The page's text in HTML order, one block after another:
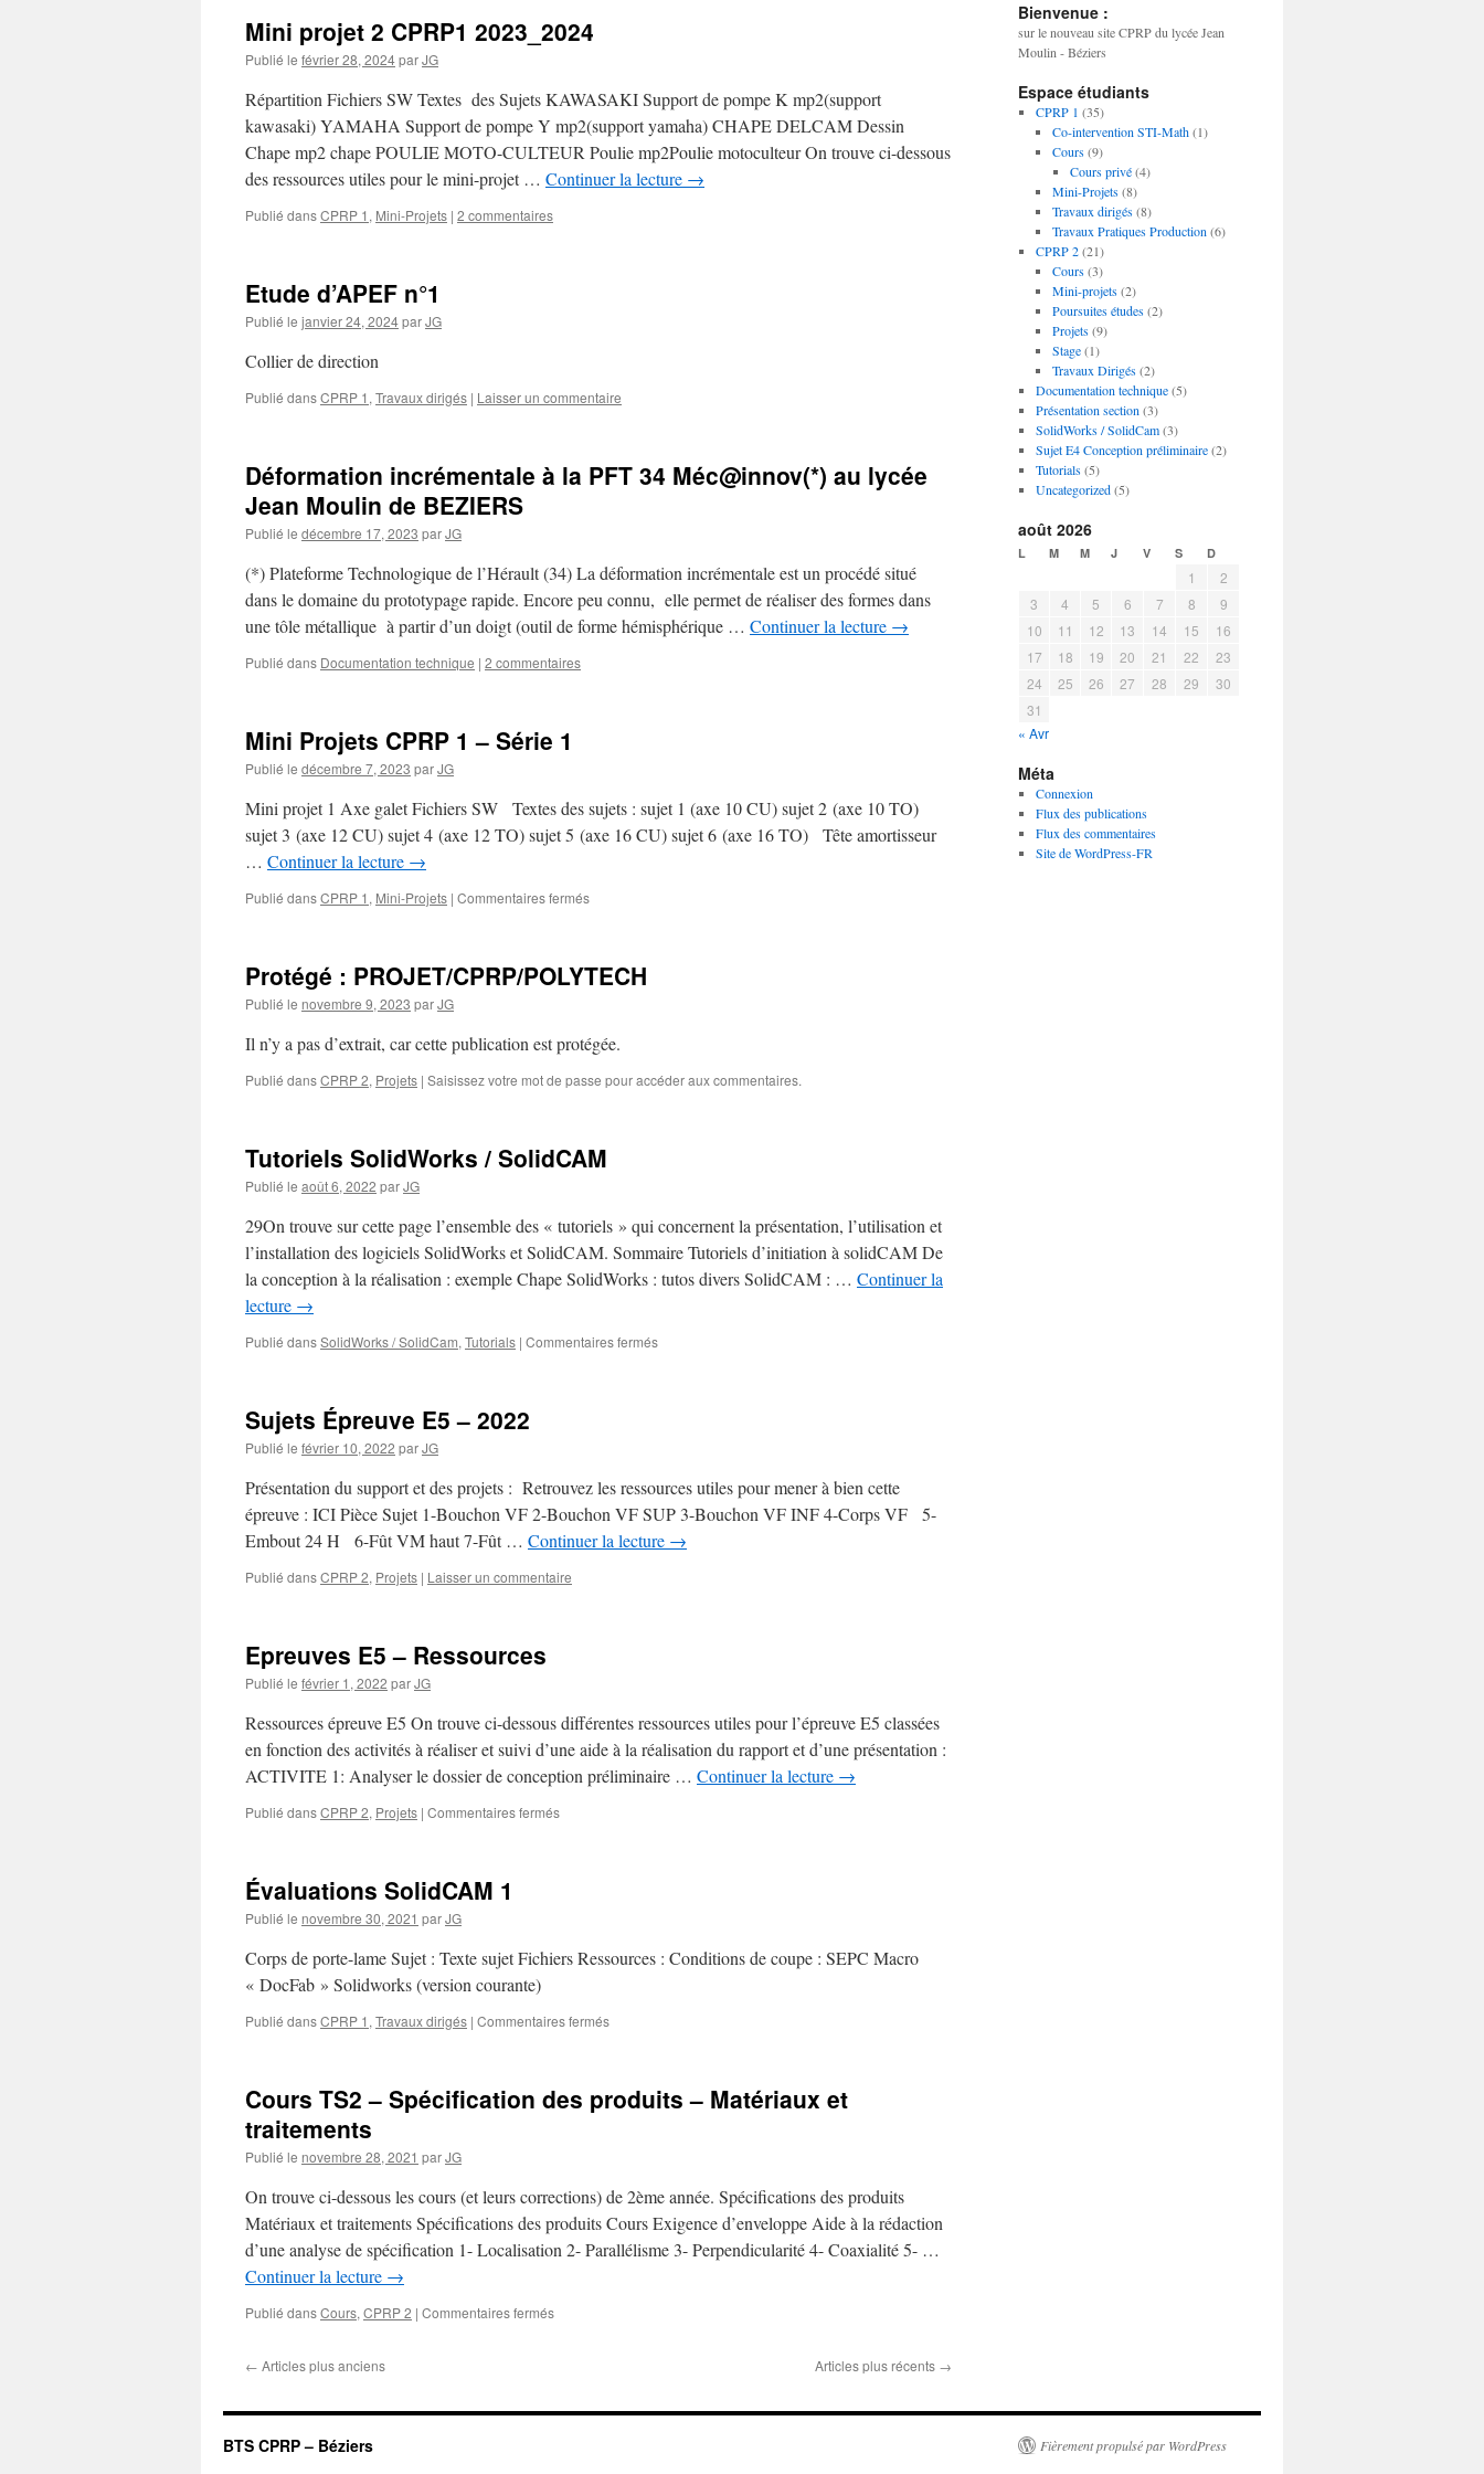
Mini projet 2 CPRP1 2023_2024
Publié le février 28, 2024parJG
Répartition Fichiers SW Textes des Sujets KAWASAKI Support de pompe K mp2(support
kawasaki) YAMAHA Support de pompe Y mp2(support yamaha) CHAPE DELCAM Dessin
Chape mp2 chape POULIE MOTO-CULTEUR Poulie mp2Poulie motoculteur On trouve ci-dessous
des ressources utiles pour le mini-projet … Continuer la lecture →
Publié dansCPRP 1 , Mini-Projets | 2 commentaires
Etude d’APEF n°1
Publié le janvier 24, 2024parJG
Collier de direction
Publié dansCPRP 1 , Travaux dirigés | Laisser un commentaire
Déformation incrémentale à la PFT 34 Méc@innov(*) au lycée
Jean Moulin de BEZIERS
Publié le décembre 17, 2023 parJG
(*) Plateforme Technologique de l’Hérault (34) La déformation incrémentale est un procédé situé
dans le domaine du prototypage rapide. Encore peu connu, elle permet de réaliser des formes dans
une tôle métallique à partir d’un doigt (outil de forme hémisphérique … Continuer la lecture →
Publié dans Documentation technique | 2 commentaires
Mini Projets CPRP 1 – Série 1
Publié le décembre 7, 2023 parJG
Mini projet 1 Axe galet Fichiers SW Textes des sujets : sujet 1 (axe 10 CU) sujet 2 (axe 10 TO)
sujet 3 (axe 12 CU) sujet 4 (axe 12 TO) sujet 5 (axe 16 CU) sujet 6 (axe 16 TO) Tête amortisseur
… Continuer la lecture →
Publié dansCPRP 1 , Mini-Projets | Commentaires ferméssur
1
1
Protégé : PROJET/CPRP/POLYTECH
Publié le novembre 9, 2023 parJG
Il n’y a pas d’extrait, car cette publication est protégée.
Publié dansCPRP 2, Projets | Saisissez votre mot de passe pour accéder aux commentaires.
Tutoriels SolidWorks / SolidCAM
Publié le août 6, 2022 parJG
29On trouve sur cette page l’ensemble des « tutoriels » qui concernent la présentation, l’utilisation et
l’installation des logiciels SolidWorks et SolidCAM. Sommaire Tutoriels d’initiation à solidCAM De
la conception à la réalisation : exemple Chape SolidWorks : tutos divers SolidCAM : … Continuer la
lecture →
Publié dansSolidWorks / SolidCam, Tutorials | Commentaires ferméssur
Sujets Épreuve E5 – 2022
Publié le février 10, 2022 parJG
Présentation du support et des projets : Retrouvez les ressources utiles pour mener à bien cette
épreuve : ICI Pièce Sujet 1-Bouchon VF 2-Bouchon VF SUP 3-Bouchon VF INF 4-Corps VF 5-
Embout 24 H 6-Fût VM haut 7-Fût … Continuer la lecture →
Publié dansCPRP 2, Projets | Laisser un commentaire
Epreuves E5 – Ressources
Publié le février 1, 2022 parJG
Ressources épreuve E5 On trouve ci-dessous différentes ressources utiles pour l’épreuve E5 classées
en fonction des activités à réaliser et suivi d’une aide à la réalisation du rapport et d’une présentation :
ACTIVITE 1: Analyser le dossier de conception préliminaire … Continuer la lecture →
Publié dansCPRP 2, Projets | Commentaires ferméssur
Évaluations SolidCAM 1
Publié le novembre 30, 2021 parJG
Corps de porte-lame Sujet : Texte sujet Fichiers Ressources : Conditions de coupe : SEPC Macro
« DocFab » Solidworks (version courante)
Publié dansCPRP 1 , Travaux dirigés | Commentaires ferméssur
Cours TS2 – Spécification des produits – Matériaux et
traitements
Publié le novembre 28, 2021 parJG
On trouve ci-dessous les cours (et leurs corrections) de 2ème année. Spécifications des produits
Matériaux et traitements Spécifications des produits Cours Exigence d’enveloppe Aide à la rédaction
d’une analyse de spécification 1- Localisation 2- Parallélisme 3- Perpendicularité 4- Coaxialité 5- …
Continuer la lecture →
Publié dansCours, CPRP 2 | Commentaires ferméssur
des
← Articles plus anciens Articles plus récents →
Bienvenue :
sur le nouveau site CPRP du lycée Jean
Moulin - Béziers
Espace étudiants
CPRP 1 (35)
Co-intervention STI-Math(1)
Cours(9)
Cours privé(4)
Mini-Projets(8)
Travaux dirigés(8)
Travaux Pratiques Production (6)
CPRP 2(21)
Cours(3)
Mini-projets(2)
Poursuites études(2)
Projets(9)
Stage(1)
Travaux Dirigés(2)
Documentation technique(5)
Présentation section (3)
SolidWorks / SolidCam(3)
Sujet E4 Conception préliminaire(2)
Tutorials(5)
Uncategorized(5)
août 2026
L M M J V S D
1
2
3
4 5 6 7 8
9
10
11 12 13 14 15
16
17
18 19 20 21 22
23
24
25 26 27 28 29
30
31
« Avr
Méta
Connexion
Flux des publications
Flux des commentaires
Site de WordPress-FR
BTS CPRP – Béziers Fièrement propulsé par WordPress